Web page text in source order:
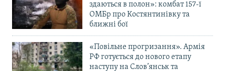
здаються в полон»: комбат 157-ї
ОМБр про Костянтинівку та
ближні бої
«Повільне прогризання». Армія
РФ готується до нового етапу
наступу на Слов’янськ та